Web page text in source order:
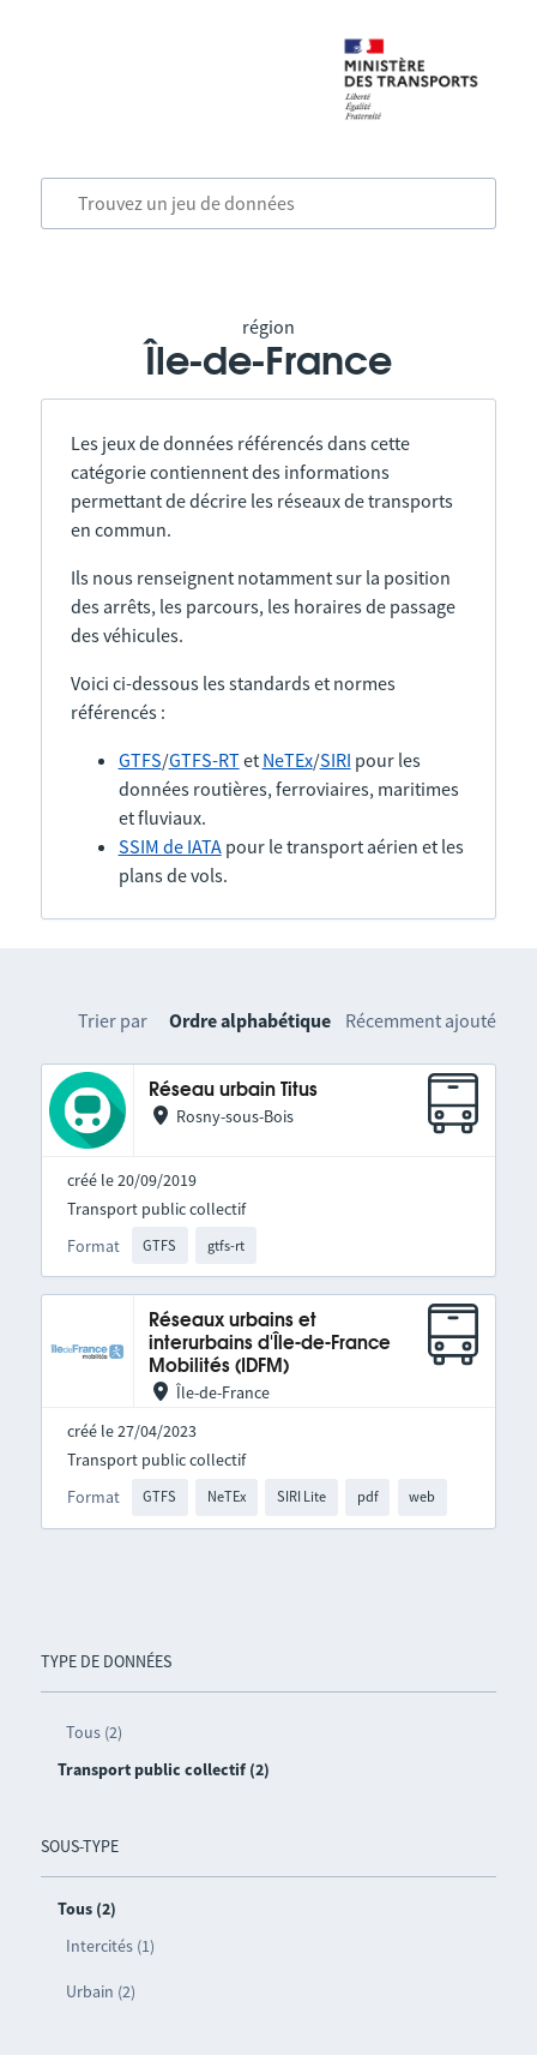
région
Île-de-France
Les jeux de données référencés dans cette
catégorie contiennent des informations
permettant de décrire les réseaux de transports
en commun.
Ils nous renseignent notamment sur la position
des arrêts, les parcours, les horaires de passage
des véhicules.
Voici ci-dessous les standards et normes
référencés :
GTFS/GTFS-RTet NeTEx/SIRI pour les
données routières, ferroviaires, maritimes
et fluviaux.
SSIM de IATApour le transport aérien et les
plans de vols.
TYPE DE DONNÉES
Tous (2)
Transport public collectif (2)
SOUS-TYPE
Tous (2)
Intercités (1)
Urbain (2)
Trier par Ordre alphabétique Récemment ajouté
Réseau urbain Titus
Rosny-sous-Bois
créé le 20/09/2019
Format GTFS gtfs-rt
Transport public collectif
Réseaux urbains et
interurbains d'Île-de-France
Mobilités (IDFM)
Île-de-France
créé le 27/04/2023
Format GTFS NeTEx SIRI Lite pdf web
Transport public collectif